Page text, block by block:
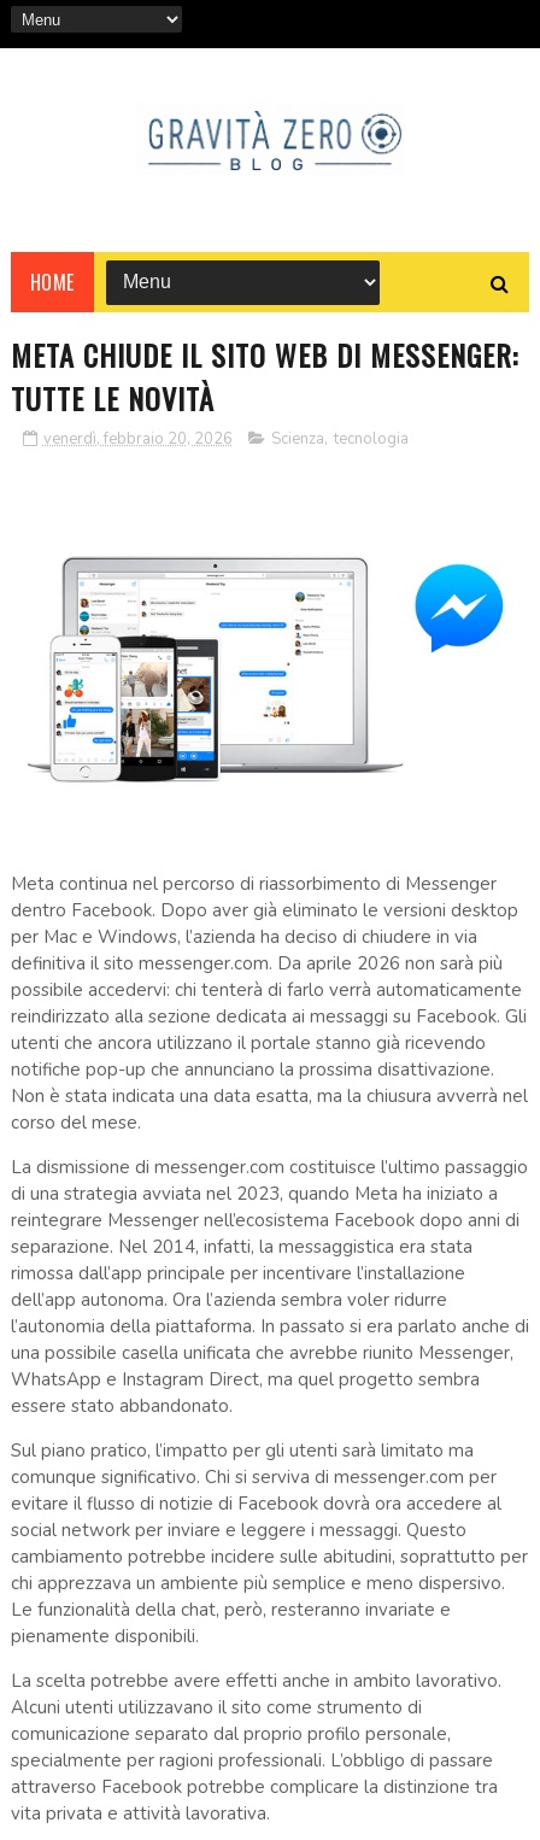
HOME
META CHIUDE IL SITO WEB DI MESSENGER:
TUTTE LE NOVITÀ
venerdì, febbraio 20, 2026 Scienza, tecnologia
Meta continua nel percorso di riassorbimento di Messenger
dentro Facebook. Dopo aver già eliminato le versioni desktop
per Mac e Windows, l’azienda ha deciso di chiudere in via
definitiva il sito messenger.com. Da aprile 2026 non sarà più
possibile accedervi: chi tenterà di farlo verrà automaticamente
reindirizzato alla sezione dedicata ai messaggi su Facebook. Gli
utenti che ancora utilizzano il portale stanno già ricevendo
notifiche pop-up che annunciano la prossima disattivazione.
Non è stata indicata una data esatta, ma la chiusura avverrà nel
corso del mese.
La dismissione di messenger.com costituisce l’ultimo passaggio
di una strategia avviata nel 2023, quando Meta ha iniziato a
reintegrare Messenger nell’ecosistema Facebook dopo anni di
separazione. Nel 2014, infatti, la messaggistica era stata
rimossa dall’app principale per incentivare l’installazione
dell’app autonoma. Ora l’azienda sembra voler ridurre
l’autonomia della piattaforma. In passato si era parlato anche di
una possibile casella unificata che avrebbe riunito Messenger,
WhatsApp e Instagram Direct, ma quel progetto sembra
essere stato abbandonato.
Sul piano pratico, l’impatto per gli utenti sarà limitato ma
comunque significativo. Chi si serviva di messenger.com per
evitare il flusso di notizie di Facebook dovrà ora accedere al
social network per inviare e leggere i messaggi. Questo
cambiamento potrebbe incidere sulle abitudini, soprattutto per
chi apprezzava un ambiente più semplice e meno dispersivo.
Le funzionalità della chat, però, resteranno invariate e
pienamente disponibili.
La scelta potrebbe avere effetti anche in ambito lavorativo.
Alcuni utenti utilizzavano il sito come strumento di
comunicazione separato dal proprio profilo personale,
specialmente per ragioni professionali. L’obbligo di passare
attraverso Facebook potrebbe complicare la distinzione tra
vita privata e attività lavorativa.